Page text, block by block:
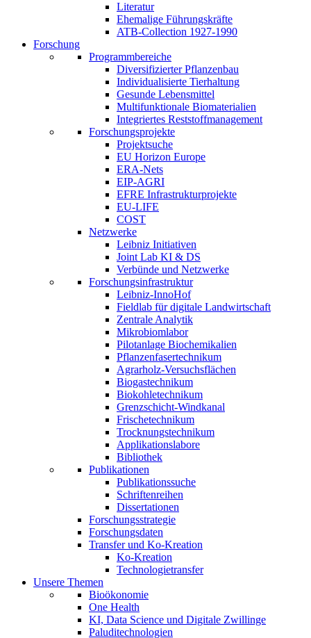
Literatur
Ehemalige Führungskräfte
ATB-Collection 1927-1990
Forschung
Programmbereiche
Diversifizierter Pflanzenbau
Individualisierte Tierhaltung
Gesunde Lebensmittel
Multifunktionale Biomaterialien
Integriertes Reststoffmanagement
Forschungsprojekte
Projektsuche
EU Horizon Europe
ERA-Nets
EIP-AGRI
EFRE Infrastrukturprojekte
EU-LIFE
COST
Netzwerke
Leibniz Initiativen
Joint Lab KI & DS
Verbünde und Netzwerke
Forschungsinfrastruktur
Leibniz-InnoHof
Fieldlab für digitale Landwirtschaft
Zentrale Analytik
Mikrobiomlabor
Pilotanlage Biochemikalien
Pflanzenfasertechnikum
Agrarholz-Versuchsflächen
Biogastechnikum
Biokohletechnikum
Grenzschicht-Windkanal
Frischetechnikum
Trocknungstechnikum
Applikationslabore
Bibliothek
Publikationen
Publikationssuche
Schriftenreihen
Dissertationen
Forschungsstrategie
Forschungsdaten
Transfer und Ko-Kreation
Ko-Kreation
Technologietransfer
Unsere Themen
Bioökonomie
One Health
KI, Data Science und Digitale Zwillinge
Paluditechnologien